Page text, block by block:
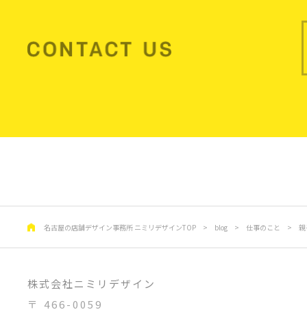
名古屋の店舗デザイン事務所 ニミリデザインTOP > blog > 仕事のこと >
株式会社ニミリデザイン
〒 466-0059